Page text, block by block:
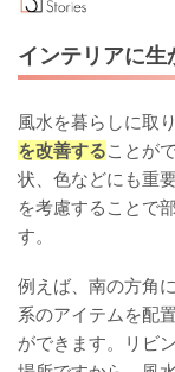
インテリアに生
風水を暮らしに取
を改善することが
状、色などにも重
を考慮することで
す。
例えば、南の方角
系のアイテムを配
ができます。リビ